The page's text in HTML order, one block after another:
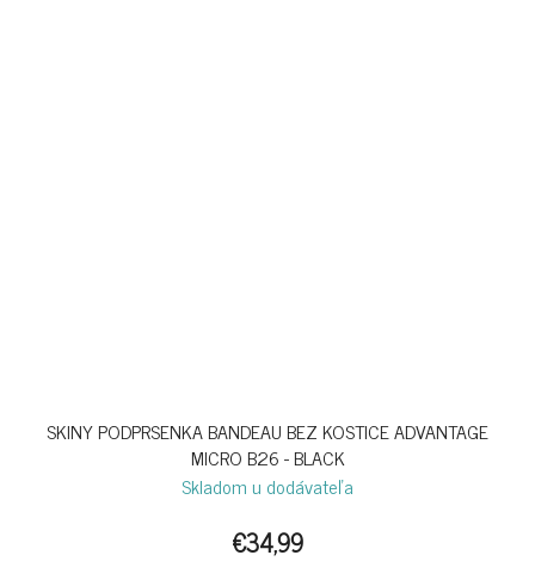
SKINY PODPRSENKA BANDEAU BEZ KOSTICE ADVANTAGE
MICRO B26 - BLACK
Skladom u dodávateľa
€34,99